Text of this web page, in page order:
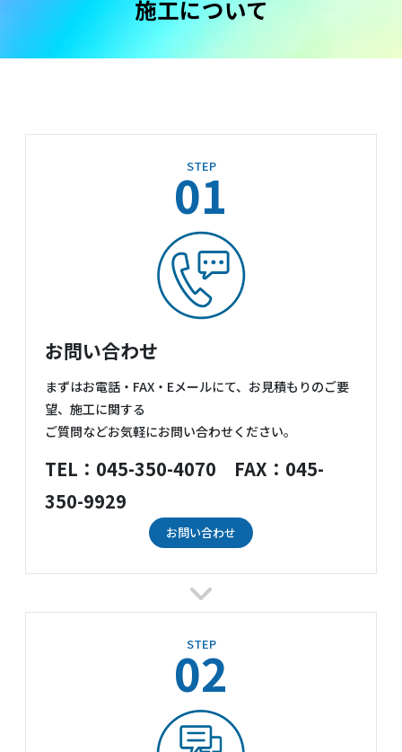
施工について
STEP
01
お問い合わせ
まずはお電話・FAX・Eメールにて、お見積もりのご要
望、施工に関する
ご質問などお気軽にお問い合わせください。
TEL：045-350-4070 FAX：045-
350-9929
お問い合わせ
STEP
02